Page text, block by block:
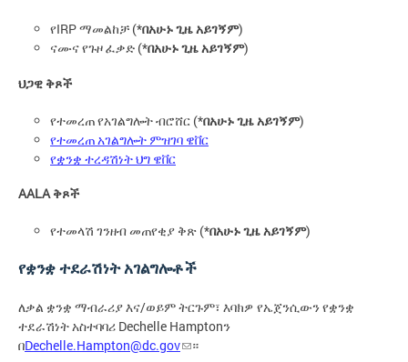
የIRP ማመልከቻ (*በአሁኑ ጊዜ አይገኝም)
ናሙና የጉዞ ፈቃድ (*በአሁኑ ጊዜ አይገኝም)
ህጋዊ ቅጾች
የተመረጠ የአገልግሎት ብሮሸር (*በአሁኑ ጊዜ አይገኝም)
የተመረጠ አገልግሎት ምዝገባ ዌቨር
የቋንቋ ተረዳሽነት ህግ ዌቨር
AALA ቅጾች
የተመላሽ ገንዘብ መጠየቂያ ቅጽ (*በአሁኑ ጊዜ አይገኝም)
የቋንቋ ተደራሽነት አገልግሎቶች
ለቃል ቋንቋ ማብራሪያ እና/ወይም ትርጉም፣ እባክዎ የኤጀንሲውን የቋንቋ
ተደራሽነት አስተባባሪ Dechelle Hamptonን
በDechelle.Hampton@dc.gov ።